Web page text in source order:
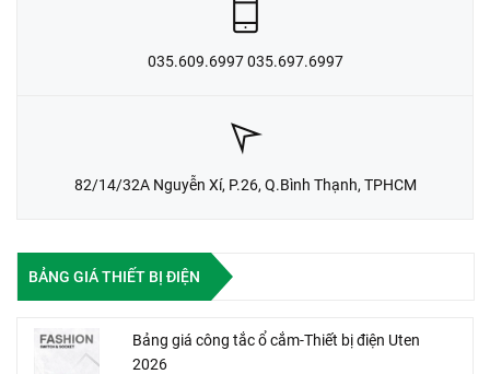
035.609.6997 035.697.6997
82/14/32A Nguyễn Xí, P.26, Q.Bình Thạnh, TPHCM
BẢNG GIÁ THIẾT BỊ ĐIỆN
Bảng giá công tắc ổ cắm-Thiết bị điện Uten
2026